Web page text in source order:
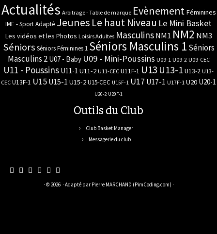
Actualités Arbitrage - Table de marque Evènement Féminines
IME - Sport Adapté Jeunes Le haut Niveau Le Mini Basket
Les vidéos et les Photos Loisirs Adultes Masculins NM1 NM2 NM3
Séniors Séniors Féminines 1 Séniors Masculins 1 Séniors
Masculins 2 U07 - Baby U09 - Mini-Poussins U09-1 U09-2 U09-CEC
U11 - Poussins U11-1 U11-2 U11-CEC U11F-1 U13 U13-1 U13-2 U13-
CEC U13F-1 U15 U15-1 U15-2U15-CEC U15F-1 U17 U17-1 U17F-1 U20 U20-1
U20-2 U20F-1
Outils du Club
Club Basket Manager
Messagerie du club
· © 2026 · Adapté par Pierre MARCHAND (PimCoding.com) ·